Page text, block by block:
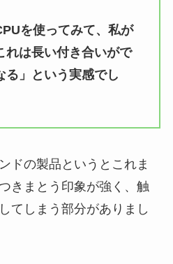
を使ってみて、私が
れは長い付き合いがで
る」という実感でし
ドの製品というとこれま
きまとう印象が強く、触
てしまう部分がありまし